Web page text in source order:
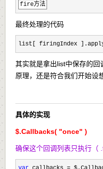
fire方法
最终处理的代码
list[ firingIndex
其实就是拿出list中保存的
原理，还是符合我们开始设
具体的实现
$.Callbacks( "once" )
确保这个回调列表只执行（